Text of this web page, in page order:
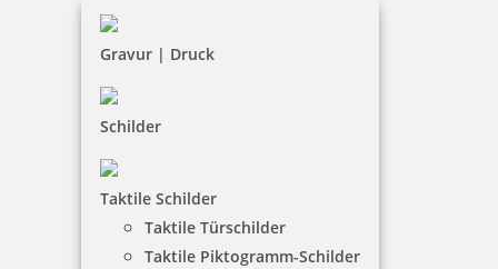
Gravur | Druck
Schilder
Taktile Schilder
Taktile Türschilder
Taktile Piktogramm-Schilder
Widerruf
Barrierefreiheit
Vertrag widerrufen
Mein Konto